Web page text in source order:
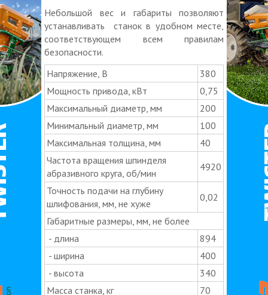
Небольшой вес и габариты позволяют
устанавливать станок в удобном месте,
соответствующем всем правилам
безопасности.
Напряжение, В
380
Мощность привода, кВт
0,75
Максимальный диаметр, мм
200
Минимальный диаметр, мм
100
Максимальная толщина, мм
40
Частота вращения шпинделя
абразивного круга, об/мин
4920
Точность подачи на глубину
шлифования, мм, не хуже
0,02
Габаритные размеры, мм, не более
- длина
894
- ширина
400
- высота
340
Масса станка, кг
70